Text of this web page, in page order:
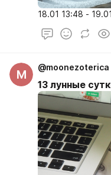
18.01 13:48 -
M
@moonezoterica
13 лунные